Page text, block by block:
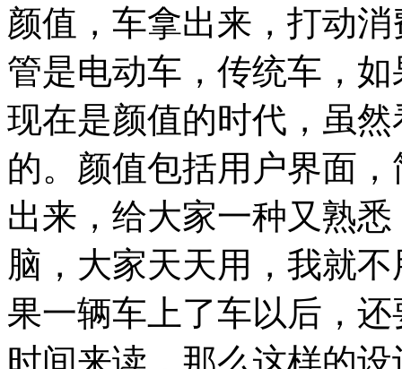
颜值，车拿出来，打动
管是电动车，传统车，
现在是颜值的时代，虽
的。颜值包括用户界面
出来，给大家一种又熟
脑，大家天天用，我就
果一辆车上了车以后，
时间来读，那么这样的